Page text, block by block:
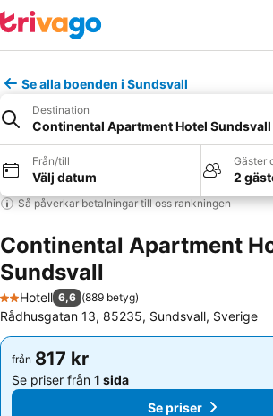
Se alla boenden i Sundsvall
Destination
Continental Apartment Hotel Sundsvall
Från/till
Välj datum
Gäster
2
Så påverkar betalningar till oss rankningen
Continental Apartment
Sundsvall
2 Stjärnor
Hotell 6,6 (889 betyg)
Rådhusgatan 13, 85235, Sundsvall, Sverige
från 817 kr
Se priser från 1 sida
Se priser
från 817 kr
Se priser från 1 sida
Se priser